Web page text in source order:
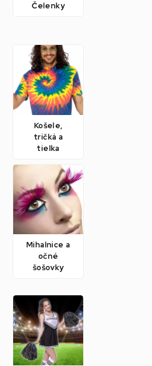
Čelenky
Košele,
tričká a
tielka
Mihalnice a
očné
šošovky